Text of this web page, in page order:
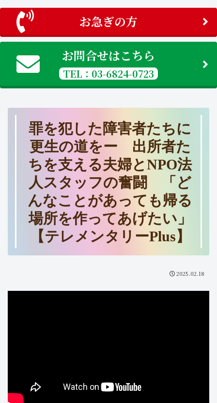
お急ぎの方
お問合せはこちら
TEL：03-6824-0723
罪を犯した障害者たちに
更生の道をー 出所者た
ちを支える夫婦とNPO法
人スタッフの奮闘 「ど
んなことがあっても帰る
場所を作ってあげたい」
【テレメンタリーPlus】
2025.02.18